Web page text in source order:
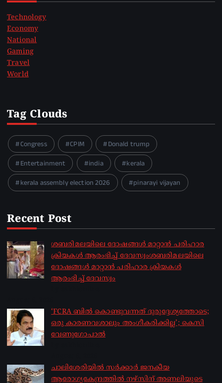
Technology
Economy
National
Gaming
Travel
World
Tag Clouds
Congress CPIM
Donald trump
Entertainment
india
kerala
kerala assembly election 2026
pinarayi vijayan
Recent Post
ശബരിമലയിലെ ദോഷങ്ങൾ മാറ്റാൻ പരിഹാര
ക്രിയകൾ ആരംഭിച്ച് ദേവസ്വംശബരിമലയിലെ
ദോഷങ്ങൾ മാറ്റാൻ പരിഹാര ക്രിയകൾ
ആരംഭിച്ച് ദേവസ്വം
‘FCRA ബിൽ കൊണ്ടുവന്നത് ദുരുദ്ദേശ്യത്തോടെ;
ഒരു കാരണവശാലും അം​ഗീകരിക്കില്ല’; കെസി
വേണു​ഗോപാൽ
ചാലിശേരിയില്‍ സര്‍ക്കാര്‍ ജനകീയ
ആരോഗ്യകേന്ദ്രത്തില്‍ നഴ്സിന് അണലിയുടെ